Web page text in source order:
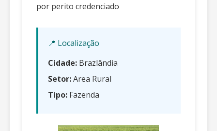
por perito credenciado
📍 Localização
Cidade: Brazlândia
Setor:Area Rural
Tipo: Fazenda